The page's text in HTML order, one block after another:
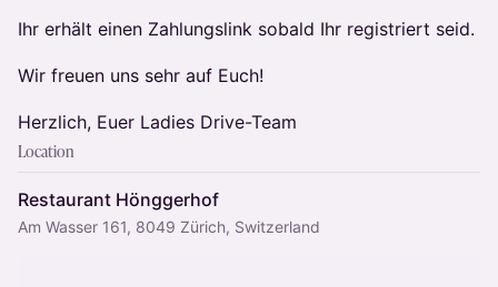
Ihr erhält einen Zahlungslink sobald Ihr registriert seid.
Wir freuen uns sehr auf Euch!
Herzlich, Euer Ladies Drive-Team
Location
Restaurant Hönggerhof
Am Wasser 161, 8049 Zürich, Switzerland